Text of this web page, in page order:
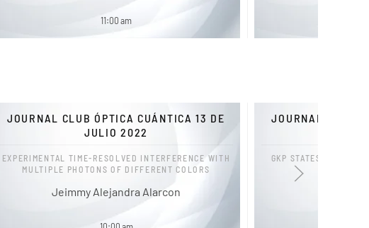
11:00 am
JOURNAL CLUB ÓPTICA CUÁNTICA 13 DE
JULIO 2022
EXPERIMENTAL TIME-RESOLVED INTERFERENCE WITH
MULTIPLE PHOTONS OF DIFFERENT COLORS
Jeimmy Alejandra Alarcon
JOURNAL CLUB
GKP STATES AND